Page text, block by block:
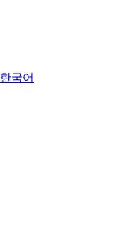
한국어